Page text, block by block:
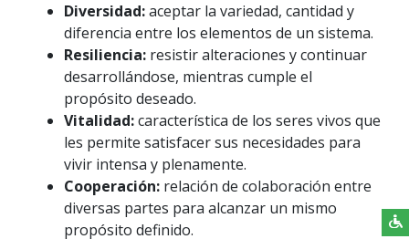
Diversidad:aceptar la variedad, cantidad y
diferencia entre los elementos de un sistema.
Resiliencia: resistir alteraciones y continuar
desarrollándose, mientras cumple el
propósito deseado.
Vitalidad:característica de los seres vivos que
les permite satisfacer sus necesidades para
vivir intensa y plenamente.
Cooperación: relación de colaboración entre
diversas partes para alcanzar un mismo
propósito definido.